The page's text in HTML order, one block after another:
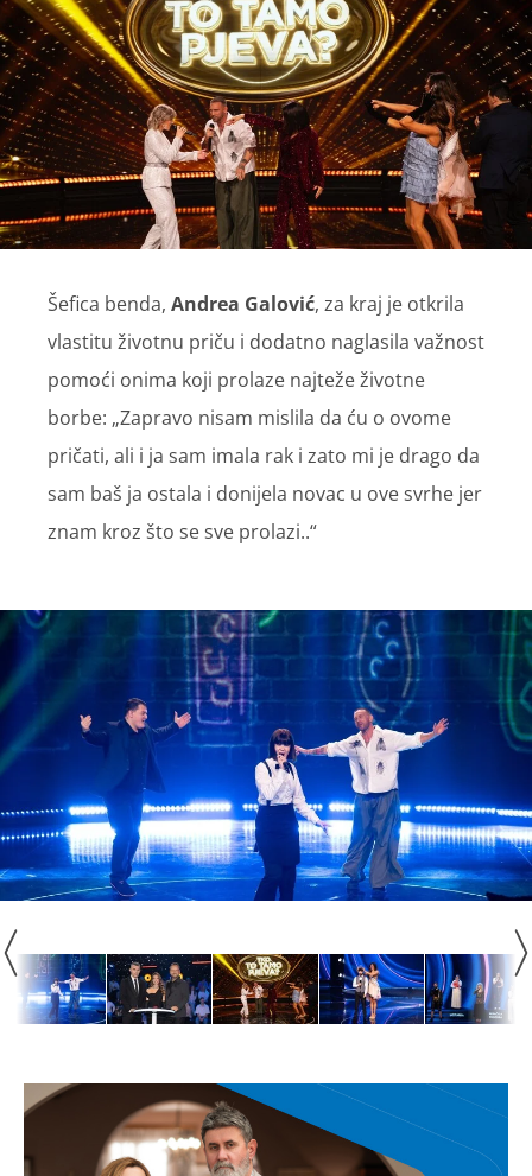
Šefica benda, Andrea Galović, za kraj je otkrila
vlastitu životnu priču i dodatno naglasila važnost
pomoći onima koji prolaze najteže životne
borbe: „Zapravo nisam mislila da ću o ovome
pričati, ali i ja sam imala rak i zato mi je drago da
sam baš ja ostala i donijela novac u ove svrhe jer
znam kroz što se sve prolazi..“